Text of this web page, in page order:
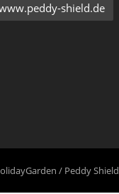
shield.de
/ Peddy